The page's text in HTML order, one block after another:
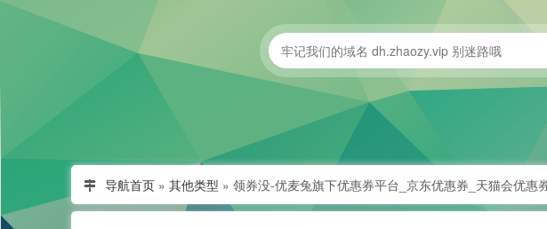
导航首页 » 其他类型 » 领券没-优麦兔旗下优惠券平台_京东优惠券_天猫会优